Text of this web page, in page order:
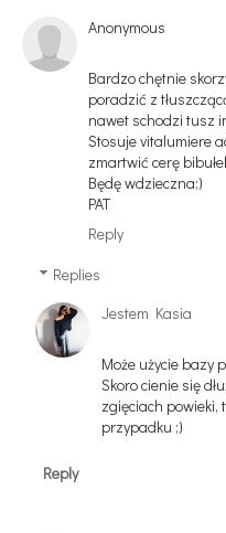
Anonymous
Bardzo chętnie
poradzić z
nawet schodzi tusz
Stosuje vitalumiere
zmartwić cerę
Będę wdzieczna;)
PAT
Reply
Replies
Jestem Kasia
Może użycie bazy
Skoro cienie się
zgięciach powieki,
przypadku ;)
Reply